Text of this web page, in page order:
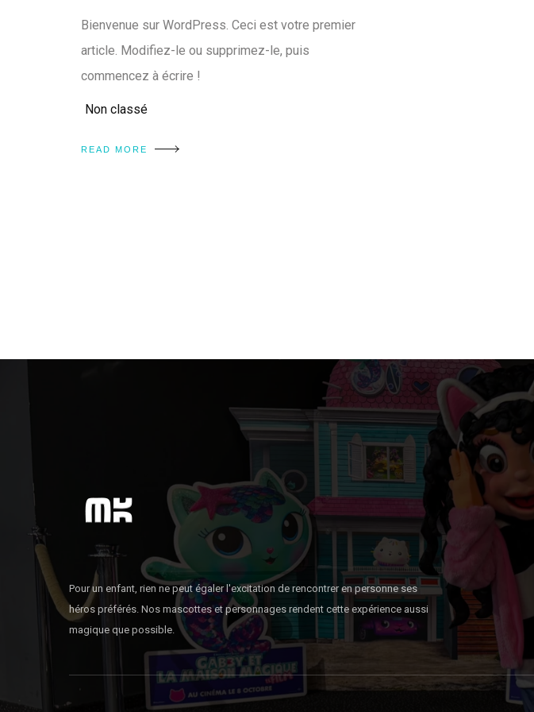
Bienvenue sur WordPress. Ceci est votre premier
article. Modifiez-le ou supprimez-le, puis
commencez à écrire !
Non classé
READ MORE
Pour un enfant, rien ne peut égaler l'excitation de rencontrer en personne ses
héros préférés. Nos mascottes et personnages rendent cette expérience aussi
magique que possible.